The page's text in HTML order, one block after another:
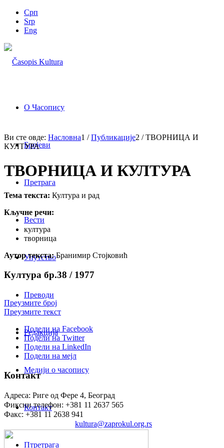
Срп
Srp
Eng
О Часопису
Бројеви
Претрага
Вести
Упутство
Преводи
Редакција
Медији о часопису
Контакт
Птретрага
Ви сте овде: Насловна1 / Публикације2 / ТВОРНИЦА И
КУЛТУРА
ТВОРНИЦА И КУЛТУРА
Тема текста: Култура и рад
Кључне речи:
култура
творница
Аутор текста:Бранимир Стојковић
Култура бр.38 / 1977
Преузмите број
Преузмите текст
Подели на Facebook
Подели на Twitter
Подели на LinkedIn
Подели на мејл
Контакт
Адреса: Риге од Фере 4, Београд
Фиксни телефон: +381 11 2637 565
Факс: +381 11 2638 941
kultura@zaprokul.org.rs